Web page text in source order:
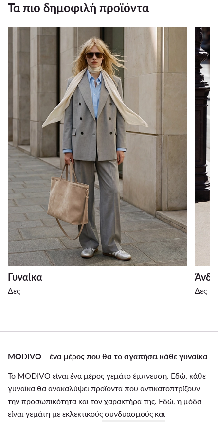
Τα πιο δημοφιλή προϊόντα
Γυναίκα
Δες Δες
MODIVO – ένα μέρος που θα το αγαπήσει κάθε γυναίκα
Το MODIVO είναι ένα μέρος γεμάτο έμπνευση. Εδώ, κάθε
γυναίκα θα ανακαλύψει προϊόντα που αντικατοπτρίζουν
την προσωπικότητα και τον χαρακτήρα της. Εδώ, η μόδα
είναι γεμάτη με εκλεκτικούς συνδυασμούς και